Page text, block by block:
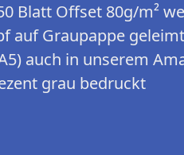
Blatt Offset 80g/m²
auf Graupappe geleimt
auch in unserem
grau bedruckt